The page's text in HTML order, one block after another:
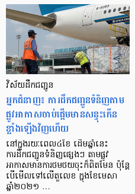
វិស័យដឹកជញ្ជូន
អ្នកជំនាញ៖ ការដឹកជញ្ជូនទំនិញតាម
ផ្លូវអាកាសចាប់ផ្ដើមមានសន្ទុះកើន
ខ្លាំងឡើងវិញហើយ
នៅក្នុងរយៈពេល៤ខែ ដើមឆ្នាំនេះ
ការដឹកជញ្ជូនទំនិញផ្សេងៗ តាមផ្លូវ
អាកាសមានការថមថយចុះក៏ពិតមែន ប៉ុន្ដែ
បើមើលទៅលើតួលេខ ក្នុងខែមេសា
ឆ្នាំ២០២១ …